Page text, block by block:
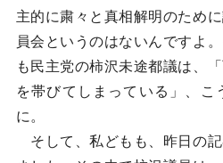
主的に粛々と真相解明のため
員会というのはないんですよ
も民主党の柿沢未途都議は、
を帯びてしまっている」、こ
に。
そして、私どもも、昨日の